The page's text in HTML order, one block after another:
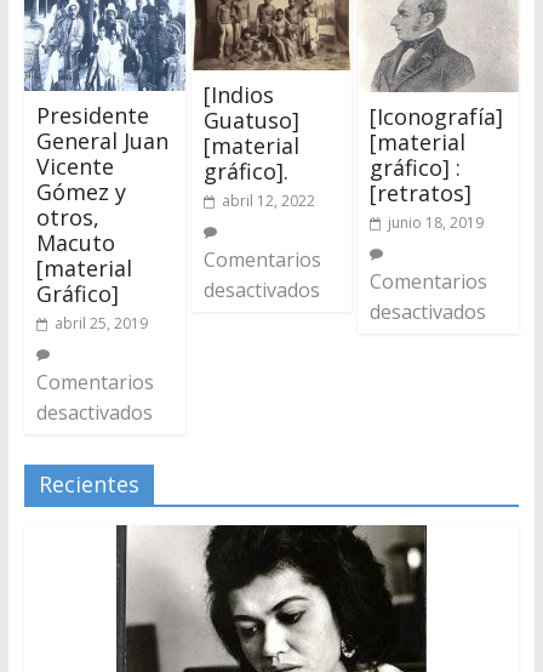
Presidente
General Juan
Vicente
Gómez y
otros,
Macuto
[material
Gráfico]
abril 25, 2019
Comentarios
desactivados
[Indios
Guatuso]
[material
gráfico].
abril 12, 2022
Comentarios
desactivados
[Iconografía]
[material
gráfico] :
[retratos]
junio 18, 2019
Comentarios
desactivados
Recientes